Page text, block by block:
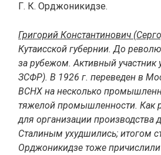
Г. К. Орджоникидзе.
Григорий Константинович
Кутаисской губернии. До
за рубежом. Активный участник
ЗСФР). В 1926 г. переведен в
ВСНХ на несколько
тяжелой промышленности. Как
для организации производства
Сталиным ухудшились; итогом
Орджоникидзе тоже причислили